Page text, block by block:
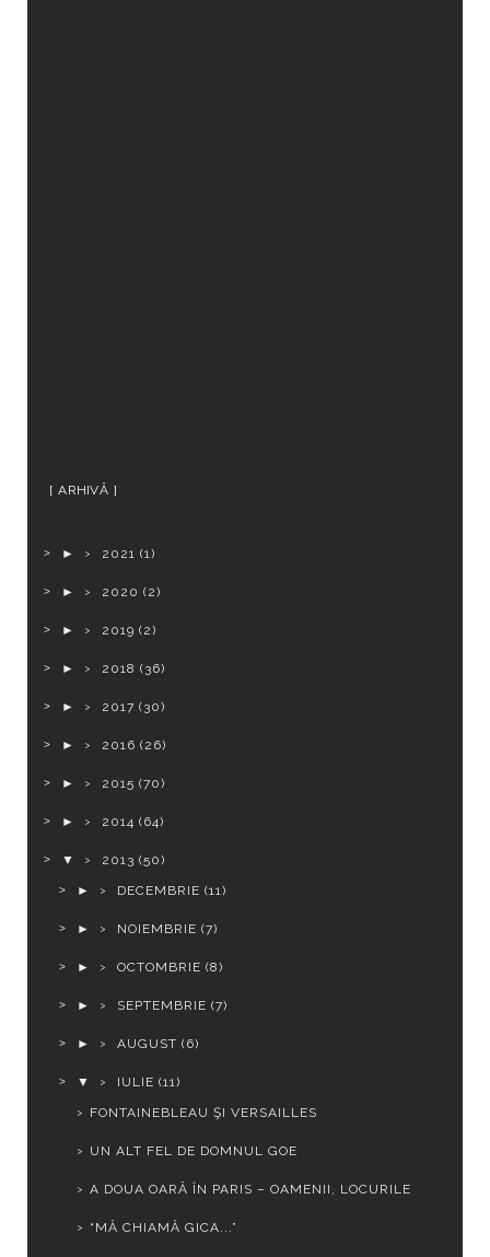
ARHIVĂ
► 2021 (1)
► 2020 (2)
► 2019 (2)
► 2018 (36)
► 2017 (30)
► 2016 (26)
► 2015 (70)
► 2014 (64)
▼ 2013 (50)
►
DECEMBRIE(11)
► NOIEMBRIE(7)
► OCTOMBRIE(8)
► SEPTEMBRIE(7)
► AUGUST(6)
▼ IULIE(11)
FONTAINEBLEAU ŞI VERSAILLES
UN ALT FEL DE DOMNUL GOE
A DOUA OARĂ ÎN PARIS – OAMENII, LOCURILE
“MĂ CHIAMĂ GICA...”